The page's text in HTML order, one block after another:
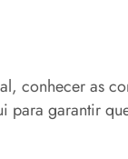
conhecer as
para garantir